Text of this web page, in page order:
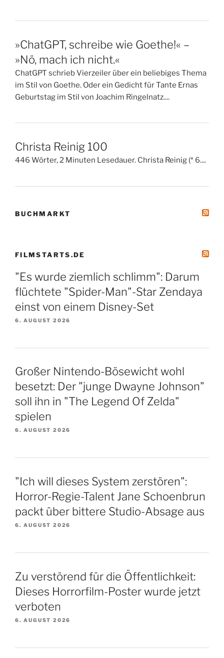
»ChatGPT, schreibe wie Goethe!« –
»Nö, mach ich nicht.«
ChatGPT schrieb Vierzeiler über ein beliebiges Thema
im Stil von Goethe. Oder ein Gedicht für Tante Ernas
Geburtstag im Stil von Joachim Ringelnatz....
Christa Reinig 100
446 Wörter, 2 Minuten Lesedauer. Christa Reinig (* 6....
BUCHMARKT
FILMSTARTS.DE
"Es wurde ziemlich schlimm": Darum
flüchtete "Spider-Man"-Star Zendaya
einst von einem Disney-Set
6. AUGUST 2026
Großer Nintendo-Bösewicht wohl
besetzt: Der "junge Dwayne Johnson"
soll ihn in "The Legend Of Zelda"
spielen
6. AUGUST 2026
"Ich will dieses System zerstören":
Horror-Regie-Talent Jane Schoenbrun
packt über bittere Studio-Absage aus
6. AUGUST 2026
Zu verstörend für die Öffentlichkeit:
Dieses Horrorfilm-Poster wurde jetzt
verboten
6. AUGUST 2026